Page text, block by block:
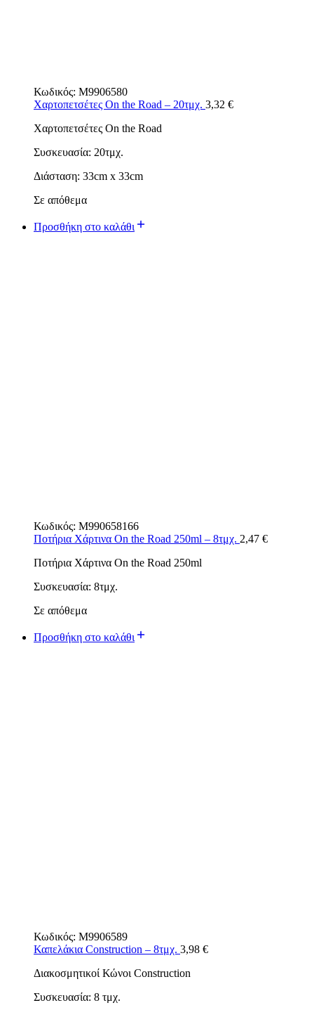
Κωδικός: M9906580
Χαρτοπετσέτες On the Road – 20τμχ. 3,32 €
Χαρτοπετσέτες On the Road
Συσκευασία: 20τμχ.
Διάσταση: 33cm x 33cm
Σε απόθεμα
Προσθήκη στο καλάθι
Κωδικός: M990658166
Ποτήρια Χάρτινα On the Road 250ml – 8τμχ. 2,47 €
Ποτήρια Χάρτινα On the Road 250ml
Συσκευασία: 8τμχ.
Σε απόθεμα
Προσθήκη στο καλάθι
Κωδικός: M9906589
Καπελάκια Construction – 8τμχ. 3,98 €
Διακοσμητικοί Κώνοι Construction
Συσκευασία: 8 τμχ.